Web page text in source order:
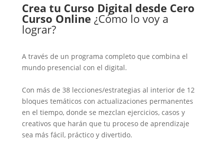
Crea tu Curso Digital desde Cero
Curso Online ¿Cómo lo voy a
lograr?
A través de un programa completo que combina el
mundo presencial con el digital.
Con más de 38 lecciones/estrategias al interior de 12
bloques temáticos con actualizaciones permanentes
en el tiempo, donde se mezclan ejercicios, casos y
creativos que harán que tu proceso de aprendizaje
sea más fácil, práctico y divertido.